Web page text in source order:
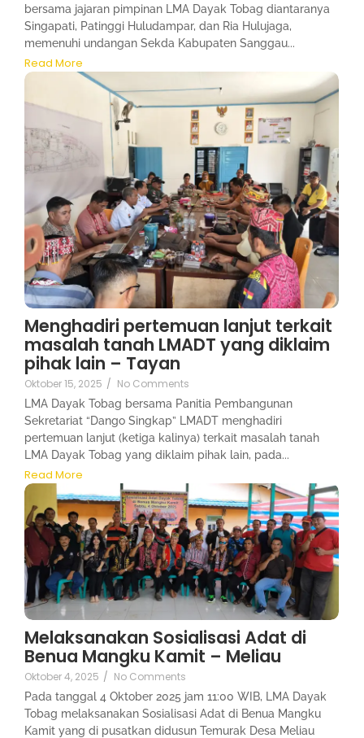
bersama jajaran pimpinan LMA Dayak Tobag diantaranya
Singapati, Patinggi Huludampar, dan Ria Hulujaga,
memenuhi undangan Sekda Kabupaten Sanggau...
Read More
Menghadiri pertemuan lanjut terkait
masalah tanah LMADT yang diklaim
pihak lain – Tayan
Oktober 15, 2025 / No Comments
LMA Dayak Tobag bersama Panitia Pembangunan
Sekretariat “Dango Singkap” LMADT menghadiri
pertemuan lanjut (ketiga kalinya) terkait masalah tanah
LMA Dayak Tobag yang diklaim pihak lain, pada...
Read More
Melaksanakan Sosialisasi Adat di
Benua Mangku Kamit – Meliau
Oktober 4, 2025 / No Comments
Pada tanggal 4 Oktober 2025 jam 11:00 WIB, LMA Dayak
Tobag melaksanakan Sosialisasi Adat di Benua Mangku
Kamit yang di pusatkan didusun Temurak Desa Meliau